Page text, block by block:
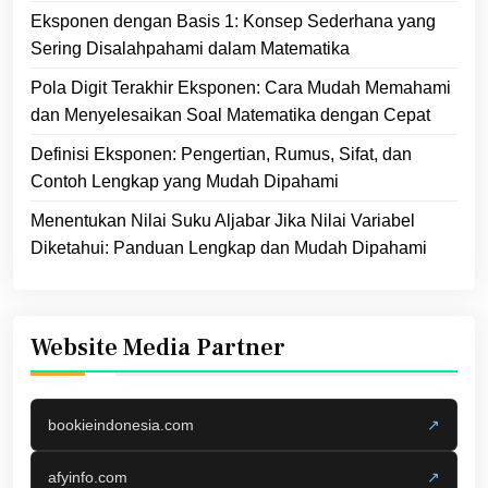
Eksponen dengan Basis 1: Konsep Sederhana yang
Sering Disalahpahami dalam Matematika
Pola Digit Terakhir Eksponen: Cara Mudah Memahami
dan Menyelesaikan Soal Matematika dengan Cepat
Definisi Eksponen: Pengertian, Rumus, Sifat, dan
Contoh Lengkap yang Mudah Dipahami
Menentukan Nilai Suku Aljabar Jika Nilai Variabel
Diketahui: Panduan Lengkap dan Mudah Dipahami
Website Media Partner
bookieindonesia.com ↗
afyinfo.com ↗